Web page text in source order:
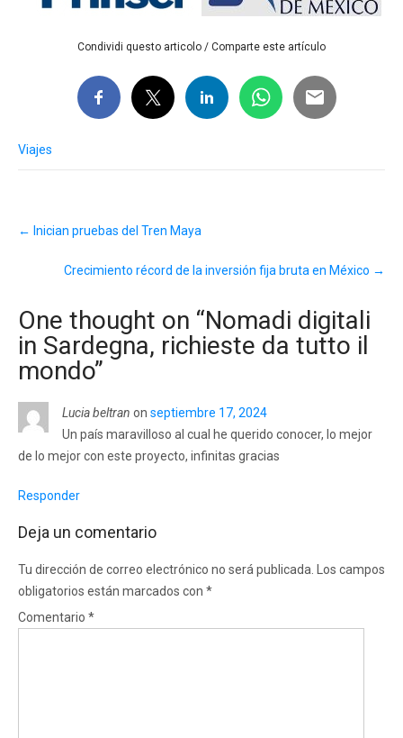
Condividi questo articolo / Comparte este artículo
Viajes
navigation
← Inician pruebas del Tren Maya
Crecimiento récord de la inversión fija bruta en México →
One thought on “Nomadi digitali
in Sardegna, richieste da tutto il
mondo”
Lucia beltran on septiembre 17, 2024
Un país maravilloso al cual he querido conocer, lo mejor
de lo mejor con este proyecto, infinitas gracias
Responder
Deja un comentario
Tu dirección de correo electrónico no será publicada.
Los campos
obligatorios están marcados con *
Comentario *